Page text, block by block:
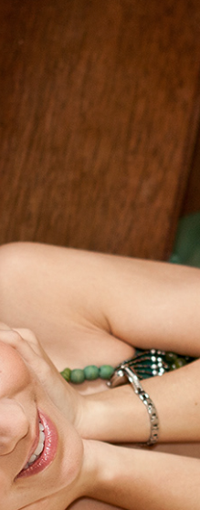
kliknij, aby